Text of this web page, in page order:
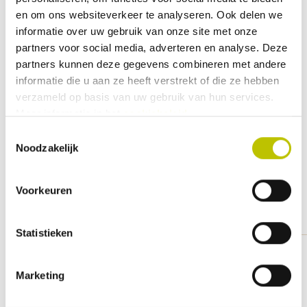
en om ons websiteverkeer te analyseren. Ook delen we
informatie over uw gebruik van onze site met onze
partners voor social media, adverteren en analyse. Deze
partners kunnen deze gegevens combineren met andere
informatie die u aan ze heeft verstrekt of die ze hebben
verzameld op basis van uw gebruik van hun services.
Meer informatie in hetcookiebeleid.
Noodzakelijk
Voorkeuren
Statistieken
Marketing
Beoordeling schrijven
Geen beoordelingen gevonden. Deel als eerste je
Tenderflame - TenderFuel 2,5